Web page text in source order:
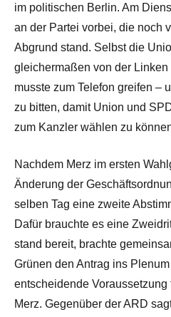
im politischen Berlin. Am
an der Partei vorbei, die noch
Abgrund stand. Selbst die
gleichermaßen von der Linken
musste zum Telefon greifen –
zu bitten, damit Union und
zum Kanzler wählen zu
Nachdem Merz im ersten
Änderung der
selben Tag eine zweite
Dafür brauchte es eine
stand bereit, brachte
Grünen den Antrag ins
entscheidende
Merz. Gegenüber der ARD